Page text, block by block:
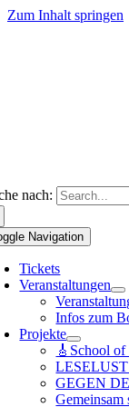
Zum Inhalt springen
nach:
Navigation
Tickets
Veranstaltungen
Infos zum
Projekte
🎸School
LESELUST
GEGEN
Gemeinsam